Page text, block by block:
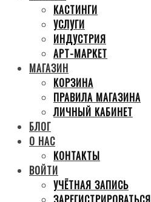
КАСТИНГИ
УСЛУГИ
ИНДУСТРИЯ
АРТ-МАРКЕТ
МАГАЗИН
КОРЗИНА
ПРАВИЛА МАГАЗИНА
ЛИЧНЫЙ КАБИНЕТ
БЛОГ
О НАС
КОНТАКТЫ
ВОЙТИ
УЧЁТНАЯ ЗАПИСЬ